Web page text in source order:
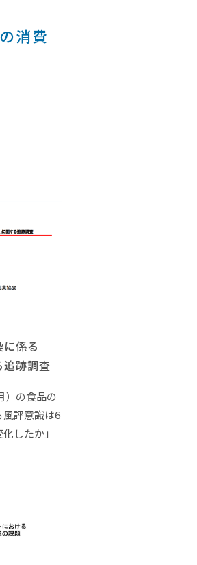
消費
係る
追跡調査
）の食品の
評意識は6
したか」